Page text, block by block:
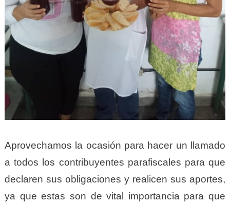
Aprovechamos la ocasión para hacer un llamado
a todos los contribuyentes parafiscales para que
declaren sus obligaciones y realicen sus aportes,
ya que estas son de vital importancia para que